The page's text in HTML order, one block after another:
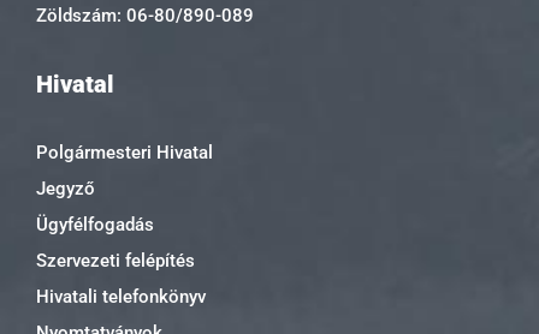
Zöldszám: 06-80/890-089
Hivatal
Polgármesteri Hivatal
Jegyző
Ügyfélfogadás
Szervezeti felépítés
Hivatali telefonkönyv